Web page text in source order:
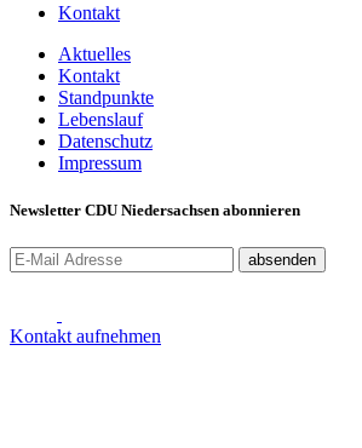
Kontakt
Aktuelles
Kontakt
Standpunkte
Lebenslauf
Datenschutz
Impressum
Newsletter CDU Niedersachsen abonnieren
absenden
Kontakt aufnehmen